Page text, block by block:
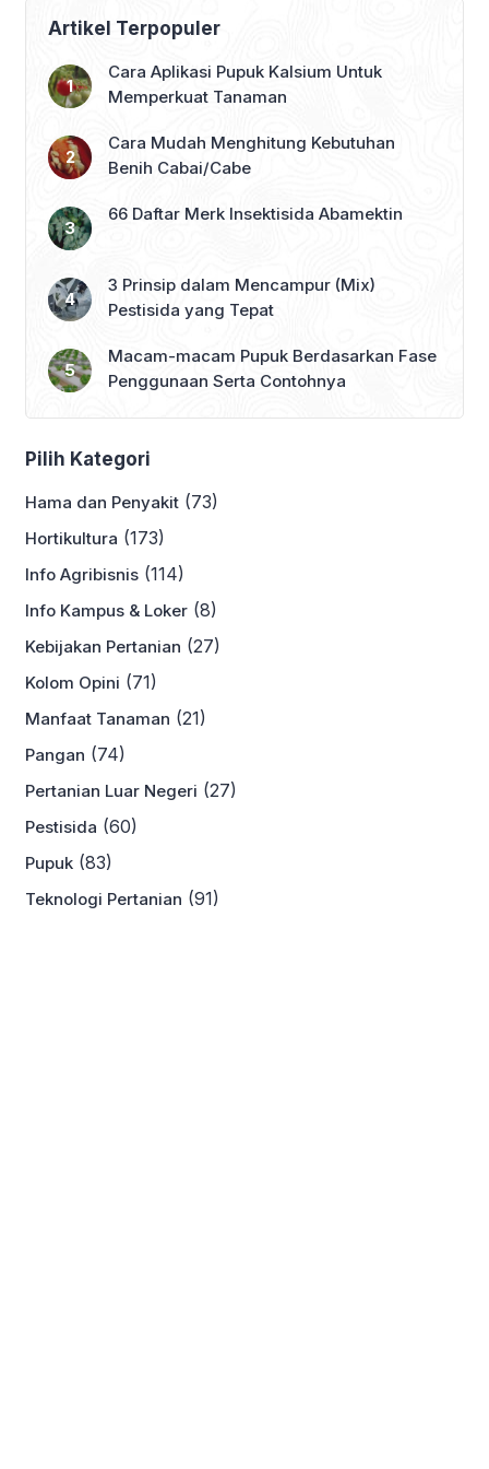
Artikel Terpopuler
Cara Aplikasi Pupuk Kalsium Untuk
Memperkuat Tanaman
Cara Mudah Menghitung Kebutuhan
Benih Cabai/Cabe
66 Daftar Merk Insektisida Abamektin
3 Prinsip dalam Mencampur (Mix)
Pestisida yang Tepat
Macam-macam Pupuk Berdasarkan Fase
Penggunaan Serta Contohnya
Pilih Kategori
Hama dan Penyakit (73)
Hortikultura (173)
Info Agribisnis (114)
Info Kampus & Loker (8)
Kebijakan Pertanian (27)
Kolom Opini (71)
Manfaat Tanaman (21)
Pangan (74)
Pertanian Luar Negeri (27)
Pestisida (60)
Pupuk (83)
Teknologi Pertanian (91)